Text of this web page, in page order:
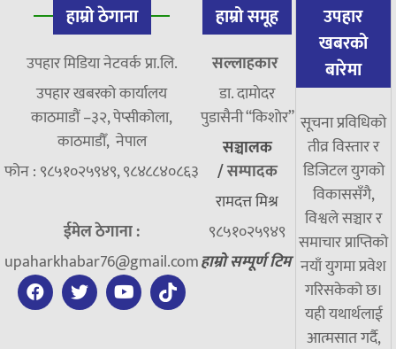
हाम्रो ठेगाना
उपहार मिडिया नेटवर्क प्रा.लि.
उपहार खबरको कार्यालय
काठमाडौं –३२, पेप्सीकोला,
काठमाडौँ, नेपाल
फोन : ९८५१०२५९४९, ९८४८८४०८६३
ईमेल ठेगाना :
upaharkhabar76@gmail.com
हाम्रो समूह
सल्लाहकार
डा. दामाेदर
पुडासैनी “किशाेर”
सञ्चालक
/सम्पादक
रामदत्त मिश्र
९८५१०२५९४९
हाम्रो सम्पूर्ण टिम
उपहार
खबरको
बारेमा
सूचना प्रविधिको
तीव्र विस्तार र
डिजिटल युगको
विकाससँगै,
विश्वले सञ्चार र
समाचार प्राप्तिको
नयाँ युगमा प्रवेश
गरिसकेको छ।
यही यथार्थलाई
आत्मसात गर्दै,